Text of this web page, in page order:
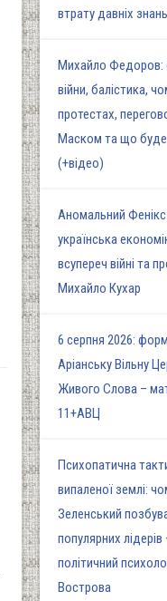
втрату давніх
Михайло Федоров:
війни, балістика,
протестах,
Маском та що буде
(+відео)
Аномальний
українська
всупереч війні та
Михайло Кухар
6 серпня 2026:
Аріанську Вільну
Живого Слова –
11+АВЦ
Психопатична
випаленої землі:
Зеленський
популярних лідерів
політичний
Вострова